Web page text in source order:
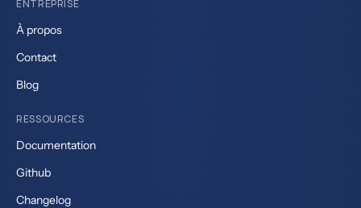
ENTREPRISE
À propos
Contact
Blog
RESSOURCES
Documentation
Github
Changelog